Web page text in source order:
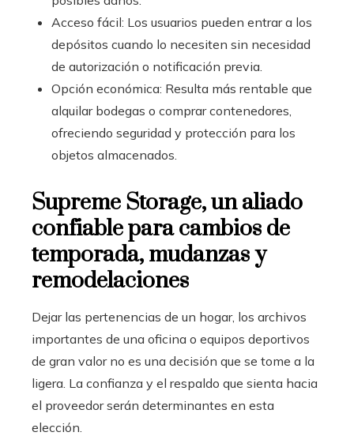
Acceso fácil: Los usuarios pueden entrar a los
depósitos cuando lo necesiten sin necesidad
de autorización o notificación previa.
Opción económica: Resulta más rentable que
alquilar bodegas o comprar contenedores,
ofreciendo seguridad y protección para los
objetos almacenados.
Supreme Storage, un aliado
confiable para cambios de
temporada, mudanzas y
remodelaciones
Dejar las pertenencias de un hogar, los archivos
importantes de una oficina o equipos deportivos
de gran valor no es una decisión que se tome a la
ligera. La confianza y el respaldo que sienta hacia
el proveedor serán determinantes en esta
elección.